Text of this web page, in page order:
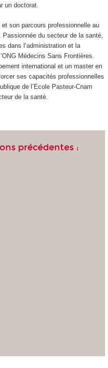
un doctorat.
son parcours professionnelle au
du secteur de la santé,
dans l’administration et la
Médecins Sans Frontières.
international et un master en
ses capacités professionnelles
de l’Ecole Pasteur-Cnam
de la santé.
précédentes :